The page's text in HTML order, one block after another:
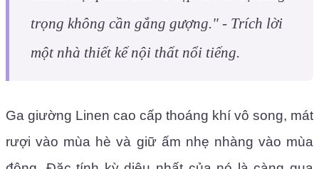
trọng không cần gắng gượng." - Trích lời
một nhà thiết kế nội thất nổi tiếng.
Ga giường Linen cao cấp thoáng khí vô song, mát
rượi vào mùa hè và giữ ấm nhẹ nhàng vào mùa